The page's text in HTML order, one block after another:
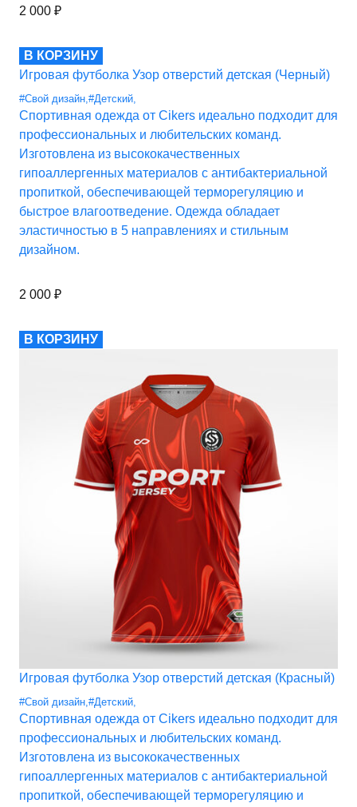
2 000 ₽
В КОРЗИНУ
Игровая футболка Узор отверстий детская (Черный)
#Свой дизайн,#Детский,
Спортивная одежда от Cikers идеально подходит для
профессиональных и любительских команд.
Изготовлена из высококачественных
гипоаллергенных материалов с антибактериальной
пропиткой, обеспечивающей терморегуляцию и
быстрое влагоотведение. Одежда обладает
эластичностью в 5 направлениях и стильным
дизайном.
2 000 ₽
В КОРЗИНУ
Игровая футболка Узор отверстий детская (Красный)
#Свой дизайн,#Детский,
Спортивная одежда от Cikers идеально подходит для
профессиональных и любительских команд.
Изготовлена из высококачественных
гипоаллергенных материалов с антибактериальной
пропиткой, обеспечивающей терморегуляцию и